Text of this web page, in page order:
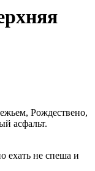
Рождествено,
асфальт.
ехать не спеша и